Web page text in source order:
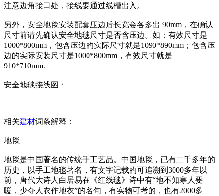
注意边角接口处，接线要通过线槽出入。
另外，安全地毯安装配套压边后长宽会各多出 90mm，在确认
尺寸前请先确认安全地毯尺寸是否含压边。如：有效尺寸是
1000*800mm，包含压边的实际尺寸就是1090*890mm；包含压
边的实际安装尺寸是1000*800mm，有效尺寸就是
910*710mm。
安全地毯接线图：
相关建材词条解释：
地毯
地毯是中国著名的传统手工艺品。中国地毯，已有二千多年的
历史，以手工地毯著名，有文字记载的可追溯到3000多年以
前，唐代大诗人白居易在《红线毯》诗中有“地不知寒人要
暖，少夺人衣作地衣”的名句，有实物可考的，也有2000多